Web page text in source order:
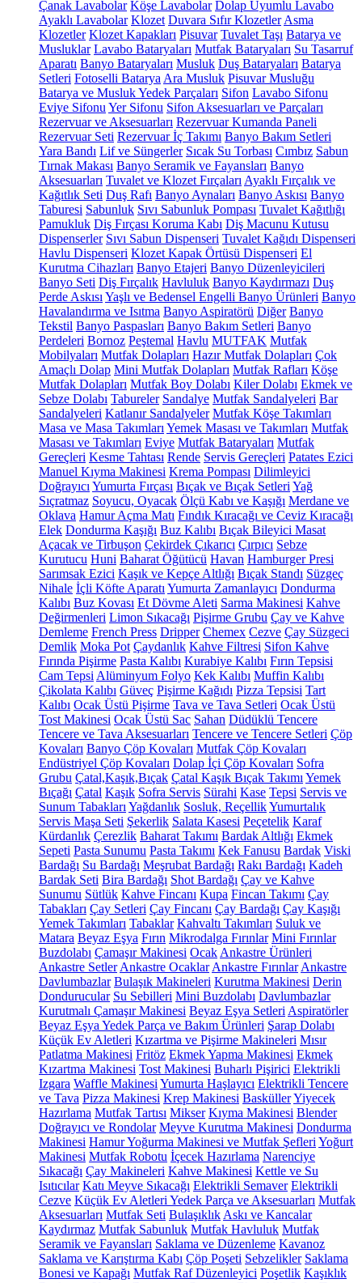
Çanak Lavabolar Köşe Lavabolar Dolap Uyumlu Lavabo
Ayaklı Lavabolar Klozet Duvara Sıfır Klozetler Asma
Klozetler Klozet Kapakları Pisuvar Tuvalet Taşı Batarya ve
Musluklar Lavabo Bataryaları Mutfak Bataryaları Su Tasarruf
Aparatı Banyo Bataryaları Musluk Duş Bataryaları Batarya
Setleri Fotoselli Batarya Ara Musluk Pisuvar Musluğu
Batarya ve Musluk Yedek Parçaları Sifon Lavabo Sifonu
Eviye Sifonu Yer Sifonu Sifon Aksesuarları ve Parçaları
Rezervuar ve Aksesuarları Rezervuar Kumanda Paneli
Rezervuar Seti Rezervuar İç Takımı Banyo Bakım Setleri
Yara Bandı Lif ve Süngerler Sıcak Su Torbası Cımbız Sabun
Tırnak Makası Banyo Seramik ve Fayansları Banyo
Aksesuarları Tuvalet ve Klozet Fırçaları Ayaklı Fırçalık ve
Kağıtlık Seti Duş Rafı Banyo Aynaları Banyo Askısı Banyo
Taburesi Sabunluk Sıvı Sabunluk Pompası Tuvalet Kağıtlığı
Pamukluk Diş Fırçası Koruma Kabı Diş Macunu Kutusu
Dispenserler Sıvı Sabun Dispenseri Tuvalet Kağıdı Dispenseri
Havlu Dispenseri Klozet Kapak Örtüsü Dispenseri El
Kurutma Cihazları Banyo Etajeri Banyo Düzenleyicileri
Banyo Seti Diş Fırçalık Havluluk Banyo Kaydırmazı Duş
Perde Askısı Yaşlı ve Bedensel Engelli Banyo Ürünleri Banyo
Havalandırma ve Isıtma Banyo Aspiratörü Diğer Banyo
Tekstil Banyo Paspasları Banyo Bakım Setleri Banyo
Perdeleri Bornoz Peştemal Havlu MUTFAK Mutfak
Mobilyaları Mutfak Dolapları Hazır Mutfak Dolapları Çok
Amaçlı Dolap Mini Mutfak Dolapları Mutfak Rafları Köşe
Mutfak Dolapları Mutfak Boy Dolabı Kiler Dolabı Ekmek ve
Sebze Dolabı Tabureler Sandalye Mutfak Sandalyeleri Bar
Sandalyeleri Katlanır Sandalyeler Mutfak Köşe Takımları
Masa ve Masa Takımları Yemek Masası ve Takımları Mutfak
Masası ve Takımları Eviye Mutfak Bataryaları Mutfak
Gereçleri Kesme Tahtası Rende Servis Gereçleri Patates Ezici
Manuel Kıyma Makinesi Krema Pompası Dilimleyici
Doğrayıcı Yumurta Fırçası Bıçak ve Bıçak Setleri Yağ
Sıçratmaz Soyucu, Oyacak Ölçü Kabı ve Kaşığı Merdane ve
Oklava Hamur Açma Matı Fındık Kıracağı ve Ceviz Kıracağı
Elek Dondurma Kaşığı Buz Kalıbı Bıçak Bileyici Masat
Açacak ve Tirbuşon Çekirdek Çıkarıcı Çırpıcı Sebze
Kurutucu Huni Baharat Öğütücü Havan Hamburger Presi
Sarımsak Ezici Kaşık ve Kepçe Altlığı Bıçak Standı Süzgeç
Nihale İçli Köfte Aparatı Yumurta Zamanlayıcı Dondurma
Kalıbı Buz Kovası Et Dövme Aleti Sarma Makinesi Kahve
Değirmenleri Limon Sıkacağı Pişirme Grubu Çay ve Kahve
Demleme French Press Dripper Chemex Cezve Çay Süzgeci
Demlik Moka Pot Çaydanlık Kahve Filtresi Sifon Kahve
Fırında Pişirme Pasta Kalıbı Kurabiye Kalıbı Fırın Tepsisi
Cam Tepsi Alüminyum Folyo Kek Kalıbı Muffin Kalıbı
Çikolata Kalıbı Güveç Pişirme Kağıdı Pizza Tepsisi Tart
Kalıbı Ocak Üstü Pişirme Tava ve Tava Setleri Ocak Üstü
Tost Makinesi Ocak Üstü Sac Sahan Düdüklü Tencere
Tencere ve Tava Aksesuarları Tencere ve Tencere Setleri Çöp
Kovaları Banyo Çöp Kovaları Mutfak Çöp Kovaları
Endüstriyel Çöp Kovaları Dolap İçi Çöp Kovaları Sofra
Grubu Çatal,Kaşık,Bıçak Çatal Kaşık Bıçak Takımı Yemek
Bıçağı Çatal Kaşık Sofra Servis Sürahi Kase Tepsi Servis ve
Sunum Tabakları Yağdanlık Sosluk, ReçellikYumurtalık
Servis Maşa Seti Şekerlik Salata Kasesi Peçetelik Karaf
Kürdanlık Çerezlik Baharat Takımı Bardak Altlığı Ekmek
Sepeti Pasta Sunumu Pasta Takımı Kek Fanusu Bardak Viski
Bardağı Su Bardağı Meşrubat Bardağı Rakı Bardağı Kadeh
Bardak Seti Bira Bardağı Shot Bardağı Çay ve Kahve
Sunumu Sütlük Kahve Fincanı Kupa Fincan Takımı Çay
Tabakları Çay Setleri Çay Fincanı Çay Bardağı Çay Kaşığı
Yemek Takımları Tabaklar Kahvaltı Takımları Suluk ve
Matara Beyaz Eşya Fırın Mikrodalga Fırınlar Mini Fırınlar
Buzdolabı Çamaşır Makinesi Ocak Ankastre Ürünleri
Ankastre Setler Ankastre Ocaklar Ankastre Fırınlar Ankastre
Davlumbazlar Bulaşık Makineleri Kurutma Makinesi Derin
Dondurucular Su Sebilleri Mini Buzdolabı Davlumbazlar
Kurutmalı Çamaşır Makinesi Beyaz Eşya Setleri Aspiratörler
Beyaz Eşya Yedek Parça ve Bakım Ürünleri Şarap Dolabı
Küçük Ev Aletleri Kızartma ve Pişirme Makineleri Mısır
Patlatma Makinesi Fritöz Ekmek Yapma Makinesi Ekmek
Kızartma Makinesi Tost Makinesi Buharlı Pişirici Elektrikli
Izgara Waffle Makinesi Yumurta Haşlayıcı Elektrikli Tencere
ve Tava Pizza Makinesi Krep Makinesi BasküllerYiyecek
Hazırlama Mutfak Tartısı Mikser Kıyma Makinesi Blender
Doğrayıcı ve Rondolar Meyve Kurutma Makinesi Dondurma
Makinesi Hamur Yoğurma Makinesi ve Mutfak Şefleri Yoğurt
Makinesi Mutfak Robotu İçecek Hazırlama Narenciye
Sıkacağı Çay Makineleri Kahve Makinesi Kettle ve Su
Isıtıcılar Katı Meyve Sıkacağı Elektrikli Semaver Elektrikli
Cezve Küçük Ev Aletleri Yedek Parça ve Aksesuarları Mutfak
Aksesuarları Mutfak Seti Bulaşıklık Askı ve Kancalar
Kaydırmaz Mutfak Sabunluk Mutfak Havluluk Mutfak
Seramik ve Fayansları Saklama ve Düzenleme Kavanoz
Saklama ve Karıştırma Kabı Çöp Poşeti Sebzelikler Saklama
Bonesi ve Kapağı Mutfak Raf Düzenleyici Poşetlik Kaşıklık